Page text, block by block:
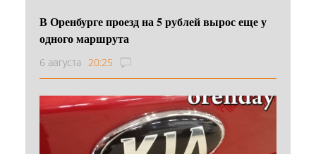
В Оренбурге проезд на 5 рублей вырос еще у
одного маршрута
6 августа 20:25